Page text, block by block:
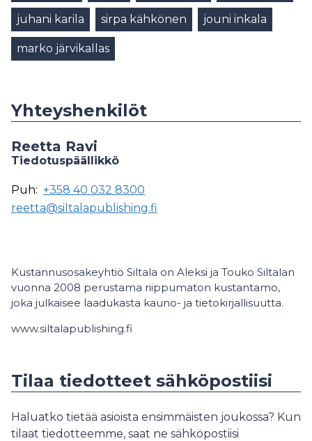
juhani karila sirpa kähkönen jouni inkala
marko järvikallas
Yhteyshenkilöt
Reetta Ravi
Tiedotuspäällikkö
Puh: +358 40 032 8300
reetta@siltalapublishing.fi
Kustannusosakeyhtiö Siltala on Aleksi ja Touko Siltalan
vuonna 2008 perustama riippumaton kustantamo,
joka julkaisee laadukasta kauno- ja tietokirjallisuutta.
www.siltalapublishing.fi
Tilaa tiedotteet sähköpostiisi
Haluatko tietää asioista ensimmäisten joukossa? Kun
tilaat tiedotteemme, saat ne sähköpostiisi